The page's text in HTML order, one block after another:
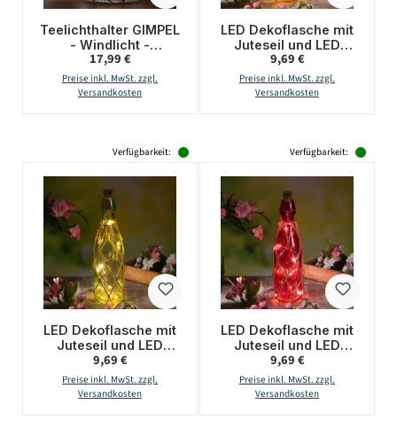
Teelichthalter GIMPEL
- Windlicht -
Bruchglasoptik - Glas
- H: 10cm - D: 9cm
Regulärer Preis:
17,99 €
Preise inkl. MwSt. zzgl.
Versandkosten
LED Dekoflasche mit
Juteseil und LED
Drahtlichterkette -
Leuchtflasche - H:
28cm - hellrosa
Regulärer Preis:
9,69 €
Preise inkl. MwSt. zzgl.
Versandkosten
Verfügbarkeit:
LED Dekoflasche mit
Juteseil und LED
Drahtlichterkette -
Leuchtflasche - H:
28cm - hellgrün
Regulärer Preis:
9,69 €
Preise inkl. MwSt. zzgl.
Versandkosten
Verfügbarkeit:
LED Dekoflasche mit
Juteseil und LED
Drahtlichterkette -
Leuchtflasche - H:
28cm - pink
Regulärer Preis:
9,69 €
Preise inkl. MwSt. zzgl.
Versandkosten